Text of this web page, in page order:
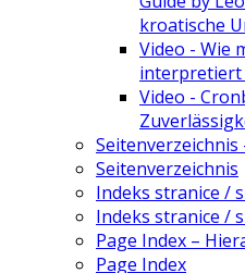
kroatische
Video - Wie
interpretiert
Video -
Seitenverzeichnis
Seitenverzeichnis
Indeks stranice /
Indeks stranice /
Page Index –
Page Index